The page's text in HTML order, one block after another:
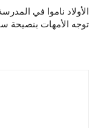
الأولاد ناموا في
توجه الأمهات بنصيحة